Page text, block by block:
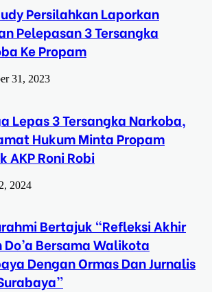
Persilahkan Laporkan
Pelepasan 3 Tersangka
Ke Propam
31, 2023
Lepas 3 Tersangka Narkoba,
Hukum Minta Propam
AKP Roni Robi
2024
Bertajuk “Refleksi Akhir
Do’a Bersama Walikota
Dengan Ormas Dan Jurnalis